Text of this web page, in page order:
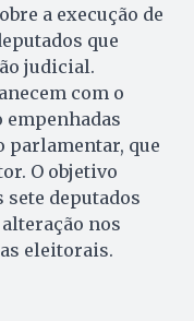
a execução de
que
judicial.
com o
parlamentar, que
O objetivo
deputados
nos
eleitorais.